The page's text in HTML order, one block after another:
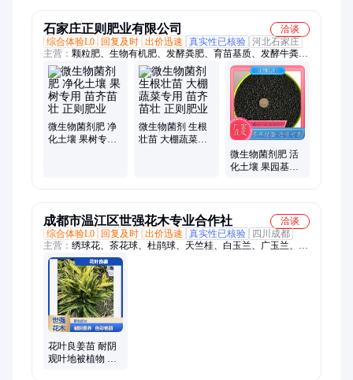
石家庄正则肥业有限公司
洽谈
综合体验L0
回复及时 出价迅速 真实性已核验 河北石家庄
主营： 颗粒肥、生物有机肥、发酵粪肥、育苗基质、发酵牛粪、
发酵羊粪、有机肥、复合高氮颗粒肥、蚯蚓粪肥、蚯蚓粪、蚯蚓
土、生物有机肥料、腐熟肥料、发酵鸡粪、硅钙肥、生物颗粒有
机肥、微生物菌肥、发酵有机肥、干鸡粪、晒干鸡粪、纯羊粪
肥、纯牛粪肥、矿源硅钙肥、复合微生物肥、喷浆颗粒肥
微生物菌剂肥 净
化土壤 果树专用
微生物菌剂 生根
壮苗 大棚蔬菜专
微生物菌剂肥 活
化土壤 果园基地
成都市温江区世强花木专业合作社
洽谈
综合体验L0
回复及时 出价迅速 真实性已核验
四川成都
主营： 绣球花、茶花球、杜鹃球、天竺桂、白玉兰、广玉兰、佛
甲草、茶梅球、鼠尾草、樱花树、桂花树、红叶李、红花继木、
海桐、红枫、法国冬青、大叶黄杨、麦冬、小叶女贞
花叶良姜苗 耐阴
观叶地被植物 庭